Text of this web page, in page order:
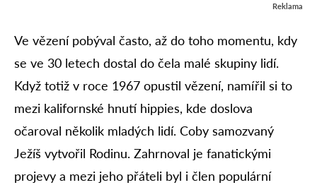
Reklama
Ve vězení pobýval často, až do toho momentu, kdy
se ve 30 letech dostal do čela malé skupiny lidí.
Když totiž v roce 1967 opustil vězení, namířil si to
mezi kalifornské hnutí hippies, kde doslova
očaroval několik mladých lidí. Coby samozvaný
Ježíš vytvořil Rodinu. Zahrnoval je fanatickými
projevy a mezi jeho přáteli byl i člen populární